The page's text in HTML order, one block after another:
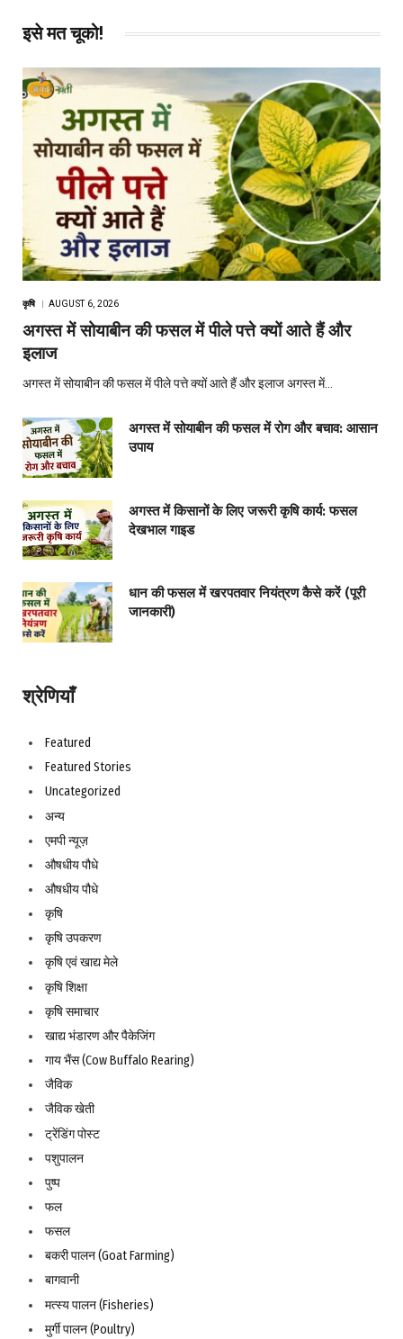
इसे मत चूको!
कृषि AUGUST 6, 2026
अगस्त में सोयाबीन की फसल में पीले पत्ते क्यों आते हैं और
इलाज
अगस्त में सोयाबीन की फसल में पीले पत्ते क्यों आते हैं और इलाज अगस्त में…
अगस्त में सोयाबीन की फसल में रोग और बचाव: आसान
उपाय
अगस्त में किसानों के लिए जरूरी कृषि कार्य: फसल
देखभाल गाइड
धान की फसल में खरपतवार नियंत्रण कैसे करें (पूरी
जानकारी)
श्रेणियाँ
Featured
Featured Stories
Uncategorized
अन्य
एमपी न्यूज़
औषधीय पौधे
औषधीय पौधे
कृषि
कृषि उपकरण
कृषि एवं खाद्य मेले
कृषि शिक्षा
कृषि समाचार
खाद्य भंडारण और पैकेजिंग
गाय भैंस (Cow Buffalo Rearing)
जैविक
जैविक खेती
ट्रेंडिंग पोस्ट
पशुपालन
पुष्प
फल
फसल
बकरी पालन (Goat Farming)
बागवानी
मत्स्य पालन (Fisheries)
मुर्गी पालन (Poultry)